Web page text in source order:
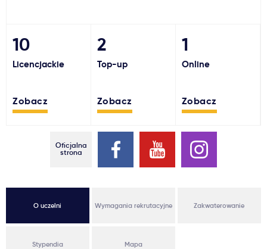
Usługi
10
Licencjackie
Zobacz
2
Top-up
Zobacz
1
Online
Zobacz
Oficjalna
strona
O uczelni Wymagania rekrutacyjne Zakwaterowanie
Stypendia Mapa